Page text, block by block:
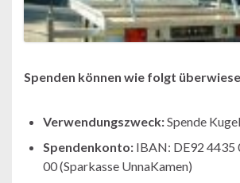
Spenden können wie folgt
Verwendungszweck:Spende
Spendenkonto: IBAN: DE92 4435
00 (Sparkasse UnnaKamen)